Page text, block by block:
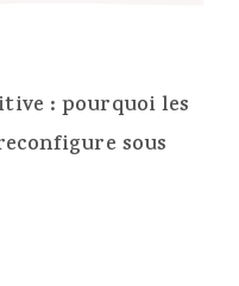
: pourquoi les
sous